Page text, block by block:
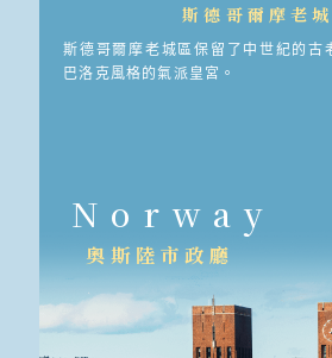
斯德哥爾摩老
斯德哥爾摩老城區保留了中世紀的古
巴洛克風格的氣派皇宮。
Norway
奧斯陸市政廳